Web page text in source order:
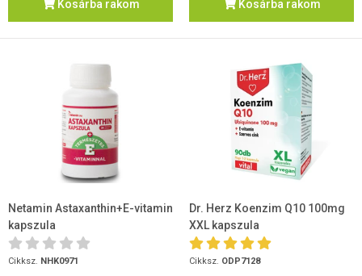
Kosárba rakom Kosárba rakom
Netamin Astaxanthin+E-vitamin
kapszula
Cikksz. NHK0971
Dr. Herz Koenzim Q10 100mg
XXL kapszula
Cikksz. ODP7128